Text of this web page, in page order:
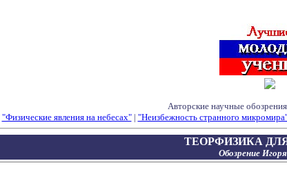
Авторские научные
"Физические явления на небесах"| "Неизбежность странного
ТЕОРФИЗИКА
Обозрение